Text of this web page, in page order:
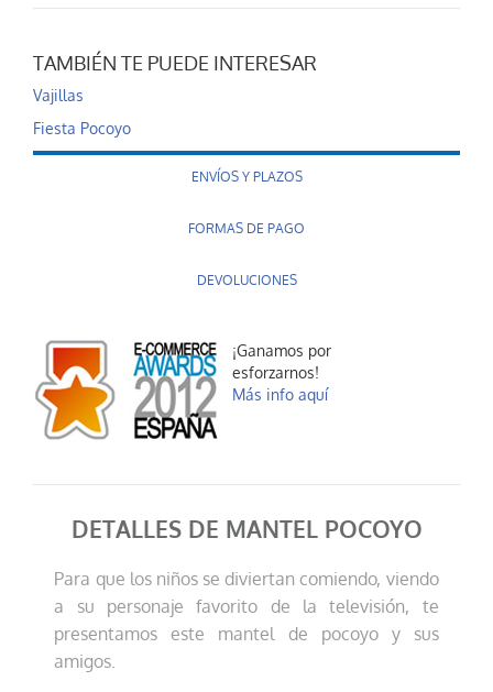
TAMBIÉN TE PUEDE INTERESAR
Vajillas
Fiesta Pocoyo
ENVÍOS Y PLAZOS
FORMAS DE PAGO
DEVOLUCIONES
¡Ganamos por
esforzarnos!
Más info aquí
DETALLES DE MANTEL POCOYO
Para que los niños se diviertan comiendo, viendo
a su personaje favorito de la televisión, te
presentamos este mantel de pocoyo y sus
amigos.